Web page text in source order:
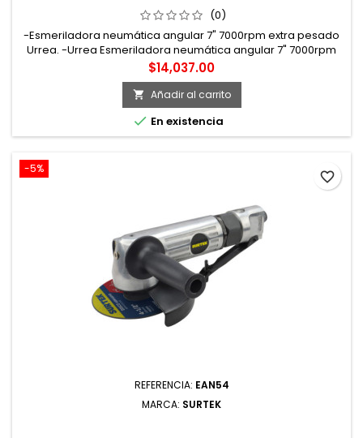
(0)
-Esmeriladora neumática angular 7" 7000rpm extra pesado
Urrea. -Urrea Esmeriladora neumática angular 7" 7000rpm
uso extra pesado. -Esmeriladora neumática angular 7",
disco 7,000 rpm, rosca de eje 5/8"-16nf, 4scfm, 93db. -Marca
Urrea
Precio
$14,037.00
 Añadir al carrito
 En existencia
-5%
REFERENCIA: EAN54
MARCA: SURTEK
favorite_border